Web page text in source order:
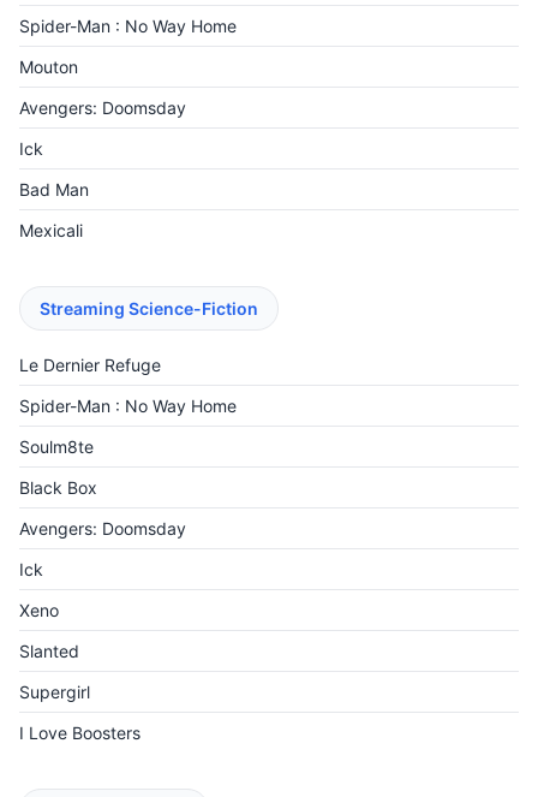
Spider-Man : No Way Home
Mouton
Avengers: Doomsday
Ick
Bad Man
Mexicali
Streaming Science-Fiction
Le Dernier Refuge
Spider-Man : No Way Home
Soulm8te
Black Box
Avengers: Doomsday
Ick
Xeno
Slanted
Supergirl
I Love Boosters